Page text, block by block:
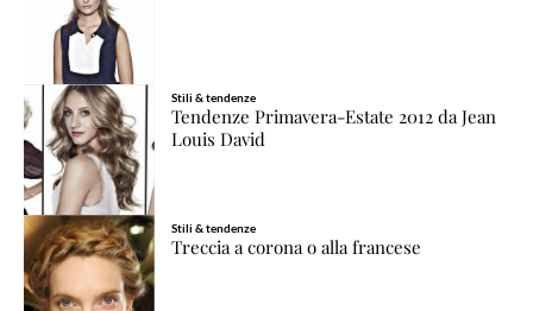
Stili & tendenze
Tendenze Primavera-Estate 2012 da Jean
Louis David
Stili & tendenze
Treccia a corona o alla francese